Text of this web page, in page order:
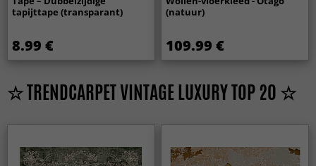
tapijttape (transparant)
8.99 €
(natuur)
109.99 €
☆ TRENDCARPET VINTAGE LUXURY TOP 20 ☆